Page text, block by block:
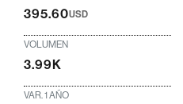
395.60USD
VOLUMEN
3.99K
VAR. 1 AÑO